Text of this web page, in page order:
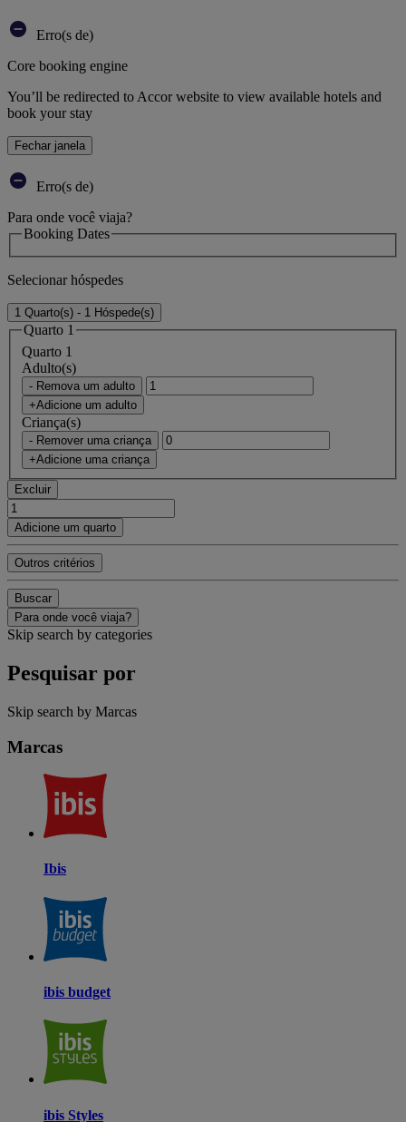
Erro(s de)
Core booking engine
You’ll be redirected to Accor website to view available hotels and
book your stay
Fechar janela
Erro(s de)
Para onde você viaja?
Booking Dates
Selecionar hóspedes
1 Quarto(s) - 1 Hóspede(s)
Quarto 1
Quarto 1
Adulto(s)
- Remova um adulto
+Adicione um adulto
Criança(s)
- Remover uma criança
+Adicione uma criança
Excluir
Adicione um quarto
Outros critérios
Buscar
Para onde você viaja?
Skip search by categories
Pesquisar por
Skip search by Marcas
Marcas
Ibis
ibis budget
ibis Styles